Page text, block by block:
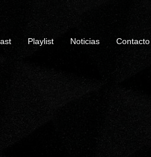
Playlist Noticias Contacto